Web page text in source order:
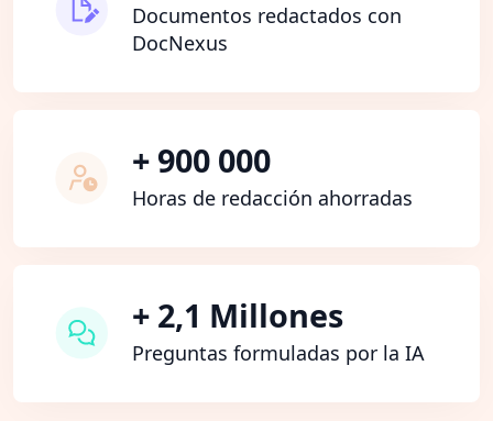
Documentos redactados con
DocNexus
+ 900 000
Horas de redacción ahorradas
+ 2,1 Millones
Preguntas formuladas por la IA